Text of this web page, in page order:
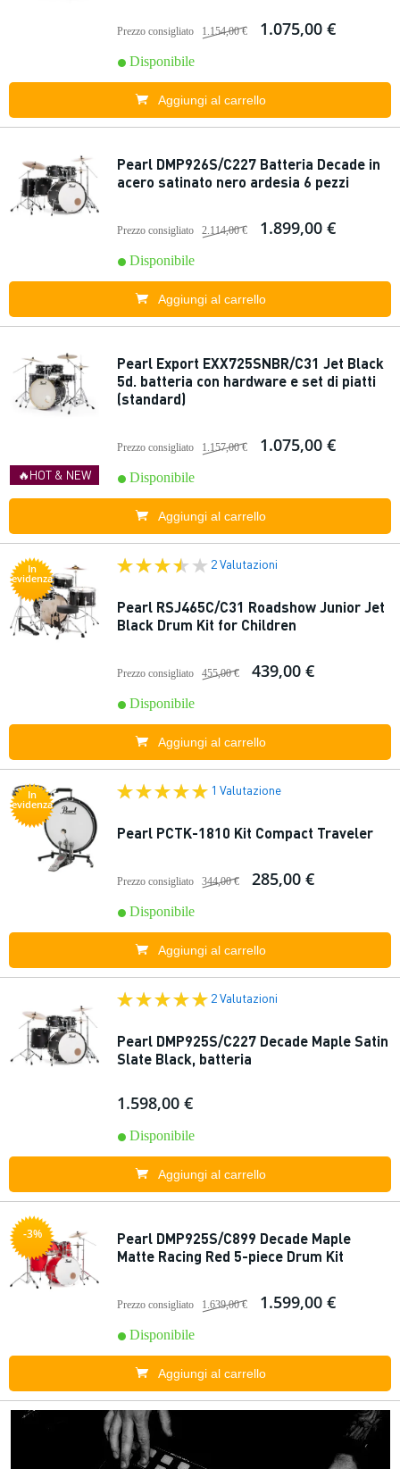
Prezzo consigliato 1.154,00 € 1.075,00 €
Disponibile
Aggiungi al carrello
Pearl DMP926S/C227 Batteria Decade in
acero satinato nero ardesia 6 pezzi
Prezzo consigliato 2.114,00 € 1.899,00 €
Disponibile
Aggiungi al carrello
🔥HOT & NEW
Pearl Export EXX725SNBR/C31 Jet Black
5d. batteria con hardware e set di piatti
(standard)
Prezzo consigliato 1.157,00 € 1.075,00 €
Disponibile
Aggiungi al carrello
In
evidenza
2 Valutazioni
Pearl RSJ465C/C31 Roadshow Junior Jet
Black Drum Kit for Children
Prezzo consigliato 455,00 € 439,00 €
Disponibile
Aggiungi al carrello
In
evidenza
1 Valutazione
Pearl PCTK-1810 Kit Compact Traveler
Prezzo consigliato 344,00 € 285,00 €
Disponibile
Aggiungi al carrello
2 Valutazioni
Pearl DMP925S/C227 Decade Maple Satin
Slate Black, batteria
1.598,00 €
Disponibile
Aggiungi al carrello
-3%
Pearl DMP925S/C899 Decade Maple
Matte Racing Red 5-piece Drum Kit
Prezzo consigliato 1.639,00 € 1.599,00 €
Disponibile
Aggiungi al carrello